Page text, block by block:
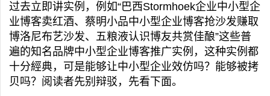
过去立即讲实例，例如“巴西Stormhoek企业中小型企
业博客卖红酒、蔡明小品中小型企业博客抢沙发赚取
博洛尼布艺沙发、五粮液认识博友共赏佳酿”这些普
遍的知名品牌中小型企业博客推广实例，这种实例都
十分經典，可是能够让中小型企业效仿吗？能够被拷
贝吗？阅读者先别辩驳，先看下面。